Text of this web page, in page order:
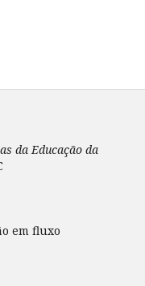
da Educação da
em fluxo